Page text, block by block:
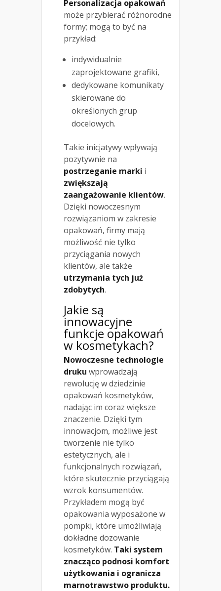
Personalizacja opakowań
może przybierać różnorodne
formy; mogą to być na
przykład:
indywidualnie
zaprojektowane grafiki,
dedykowane komunikaty
skierowane do
określonych grup
docelowych.
Takie inicjatywy wpływają
pozytywnie na
postrzeganie marki i
zwiększają
zaangażowanie klientów.
Dzięki nowoczesnym
rozwiązaniom w zakresie
opakowań, firmy mają
możliwość nie tylko
przyciągania nowych
klientów, ale także
utrzymania tych już
zdobytych.
Jakie są
innowacyjne
funkcje opakowań
w kosmetykach?
Nowoczesne technologie
druku wprowadzają
rewolucję w dziedzinie
opakowań kosmetyków,
nadając im coraz większe
znaczenie. Dzięki tym
innowacjom, możliwe jest
tworzenie nie tylko
estetycznych, ale i
funkcjonalnych rozwiązań,
które skutecznie przyciągają
wzrok konsumentów.
Przykładem mogą być
opakowania wyposażone w
pompki, które umożliwiają
dokładne dozowanie
kosmetyków. Taki system
znacząco podnosi komfort
użytkowania i ogranicza
marnotrawstwo produktu.